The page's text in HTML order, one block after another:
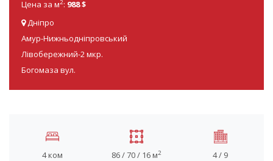
Цена за м2: 988 $
Дніпро
Амур-Нижньодніпровський
Лівобережний-2 мкр.
Богомаза вул.
4 ком 86 / 70 / 16 м2 4 / 9